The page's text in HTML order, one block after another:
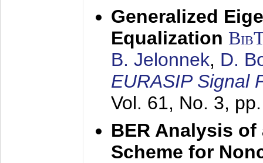
Generalized
Equalization
B. Jelonnek, D.
EURASIP Signal
Vol. 61, No. 3,
BER Analysis
Scheme for